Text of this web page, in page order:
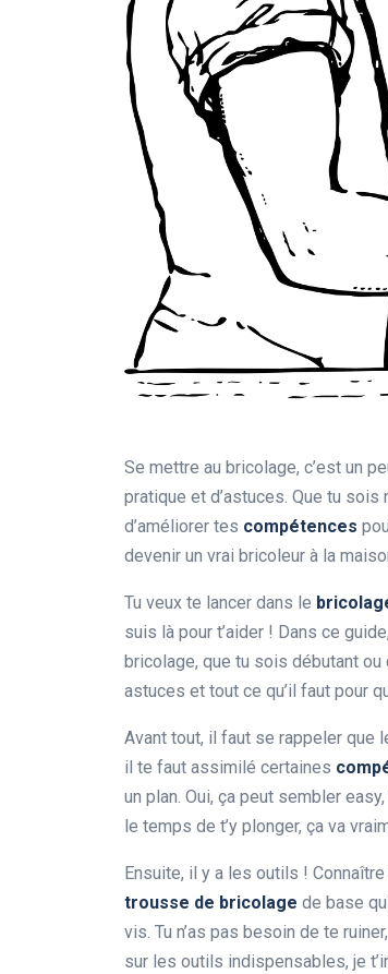
Se mettre au bricolage, c’est un
pratique et d’astuces. Que tu
d’améliorer tes compétences
devenir un vrai bricoleur à la
Tu veux te lancer dans le
suis là pour t’aider ! Dans ce
bricolage, que tu sois débutant
astuces et tout ce qu’il faut pour
Avant tout, il faut se rappeler que
il te faut assimilé certaines
un plan. Oui, ça peut sembler
le temps de t’y plonger, ça va
Ensuite, il y a les outils !
trousse de bricolage de base
vis. Tu n’as pas besoin de te
sur les outils indispensables, je